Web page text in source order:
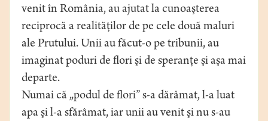
venit în România, au ajutat la cunoaşterea
reciprocă a realităţilor de pe cele două maluri
ale Prutului. Unii au făcut-o pe tribunii, au
imaginat poduri de flori şi de speranţe şi aşa mai
departe.
Numai că „podul de flori” s-a dărâmat, l-a luat
apa şi l-a sfărâmat, iar unii au venit şi nu s-au